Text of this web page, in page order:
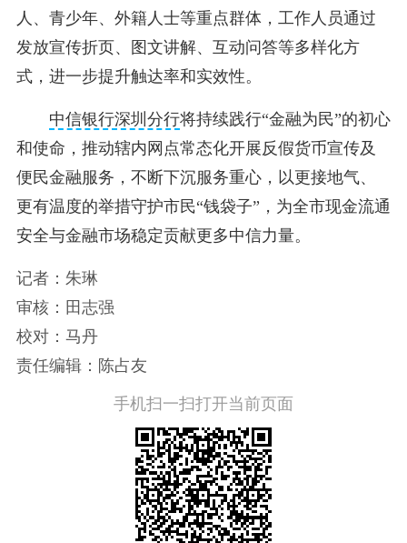
人、青少年、外籍人士等重点群体，工作人员通过
发放宣传折页、图文讲解、互动问答等多样化方
式，进一步提升触达率和实效性。
中信银行深圳分行将持续践行“金融为民”的初心
和使命，推动辖内网点常态化开展反假货币宣传及
便民金融服务，不断下沉服务重心，以更接地气、
更有温度的举措守护市民“钱袋子”，为全市现金流通
安全与金融市场稳定贡献更多中信力量。
记者：朱琳
审核：田志强
校对：马丹
责任编辑：陈占友
手机扫一扫打开当前页面